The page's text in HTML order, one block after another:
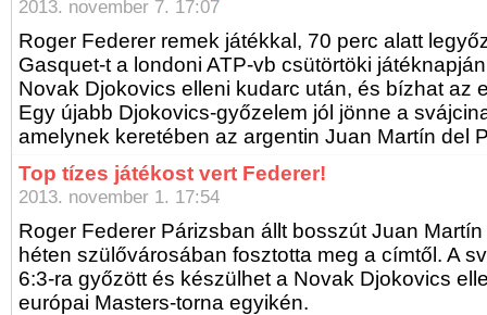
2013. november 7. 17:07
Roger Federer remek játékkal, 70 perc alatt
Gasquet-t a londoni ATP-vb csütörtöki
Novak Djokovics elleni kudarc után, és bízhat az
Egy újabb Djokovics-győzelem jól jönne a
amelynek keretében az argentin Juan Martín del
Top tízes játékost vert Federer!
2013. november 1. 17:54
Roger Federer Párizsban állt bosszút Juan
héten szülővárosában fosztotta meg a címtől. A
6:3-ra győzött és készülhet a Novak Djokovics
európai Masters-torna egyikén.